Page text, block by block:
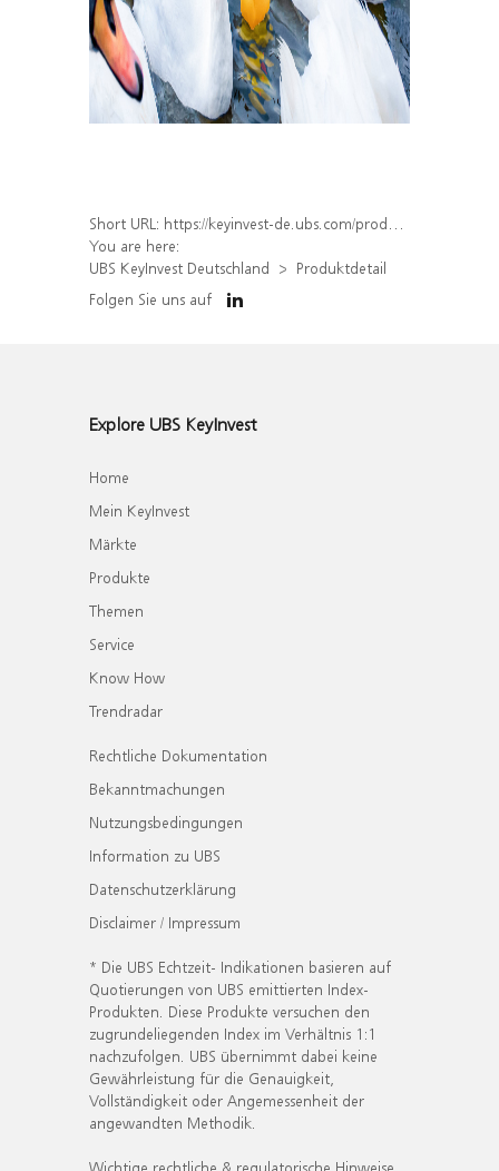
Short URL: https://keyinvest-de.ubs.com/produkt/detail/index/isin/DE000WA7WHD9
You are here:
UBS KeyInvest Deutschland
Produktdetail
Folgen Sie uns auf
Explore UBS KeyInvest
Home
Mein KeyInvest
Märkte
Produkte
Themen
Service
Know How
Trendradar
Rechtliche Dokumentation
Bekanntmachungen
Nutzungsbedingungen
Information zu UBS
Datenschutzerklärung
Disclaimer / Impressum
* Die UBS Echtzeit- Indikationen basieren auf
Quotierungen von UBS emittierten Index-
Produkten. Diese Produkte versuchen den
zugrundeliegenden Index im Verhältnis 1:1
nachzufolgen. UBS übernimmt dabei keine
Gewährleistung für die Genauigkeit,
Vollständigkeit oder Angemessenheit der
angewandten Methodik.